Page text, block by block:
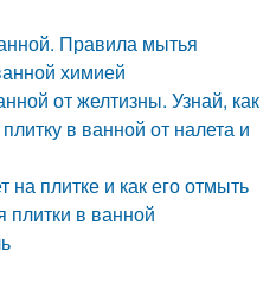
Правила мытья
химией
от желтизны. Узнай, как
в ванной от налета и
на плитке и как его отмыть
в ванной